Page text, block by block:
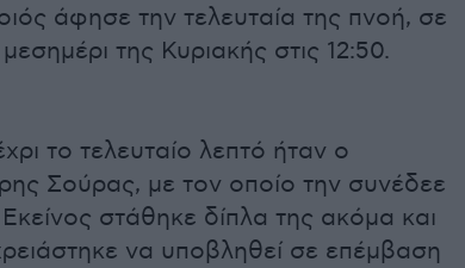
άφησε την τελευταία της πνοή, σε
της Κυριακής στις 12:50.
το τελευταίο λεπτό ήταν ο
Σούρας, με τον οποίο την συνέδεε
στάθηκε δίπλα της ακόμα και
να υποβληθεί σε επέμβαση